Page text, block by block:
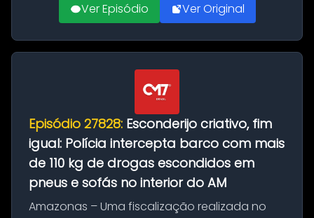
Ver Episódio Ver Original
Episódio 27828: Esconderijo criativo, fim
igual: Polícia intercepta barco com mais
de 110 kg de drogas escondidos em
pneus e sofás no interior do AM
Amazonas – Uma fiscalização realizada no